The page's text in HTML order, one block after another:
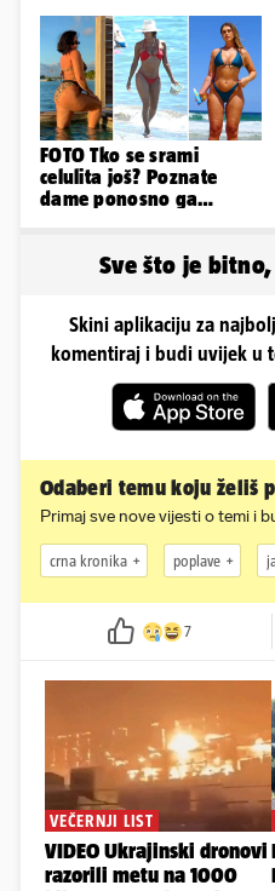
FOTO Tko se srami
celulita još? Poznate
dame ponosno ga
Sve što je
Skini aplikaciju za
komentiraj i budi uvijek u
Odaberi temu koju želiš
Primaj sve nove vijesti o temi i
crna kronika poplave
7